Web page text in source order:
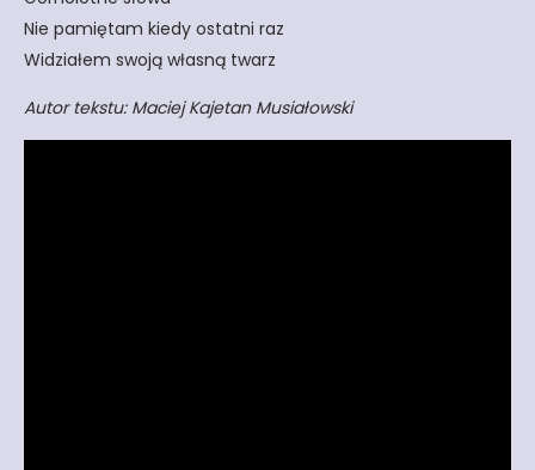
Nie pamiętam kiedy ostatni raz
Widziałem swoją własną twarz
Autor tekstu: Maciej Kajetan Musiałowski